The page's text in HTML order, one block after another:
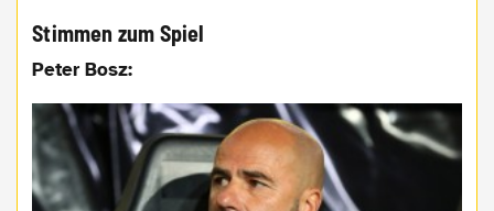
Stimmen zum Spiel
Peter Bosz: